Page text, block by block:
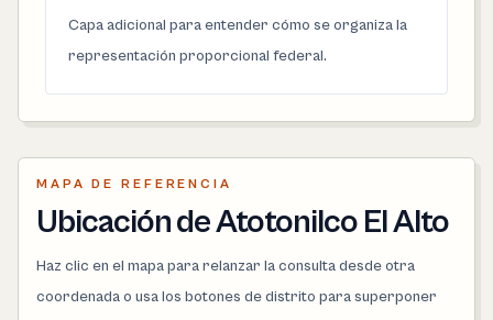
Capa adicional para entender cómo se organiza la
representación proporcional federal.
MAPA DE REFERENCIA
Ubicación de Atotonilco El Alto
Haz clic en el mapa para relanzar la consulta desde otra
coordenada o usa los botones de distrito para superponer